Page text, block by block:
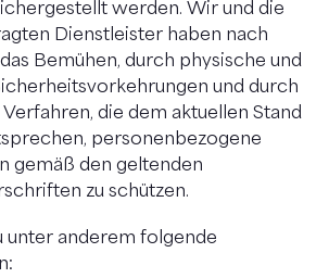
werden. Wir und die
Dienstleister haben nach
Bemühen, durch physische und
und durch
die dem aktuellen Stand
personenbezogene
gemäß den geltenden
zu schützen.
unter anderem folgende